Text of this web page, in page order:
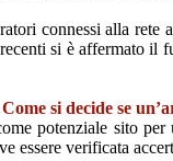
connessi alla
si è affermato il
si decide se
potenziale sito
essere verificata